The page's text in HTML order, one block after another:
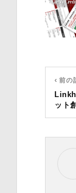
‹ 前の
ット